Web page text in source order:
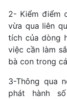
2- Kiểm điểm
vừa qua liên
tích của dòng
việc cần làm
bà con trong
3-Thông qua
phát hành